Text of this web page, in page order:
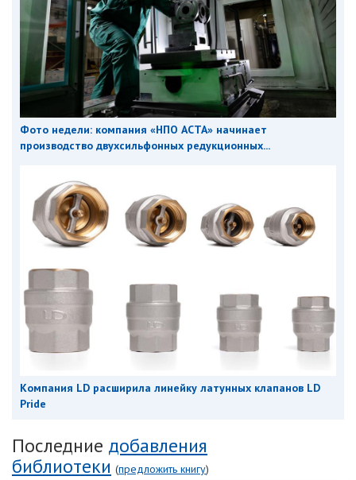
Фото недели: компания «НПО АСТА» начинает
производство двухсильфонных редукционных...
Компания LD расширила линейку латунных клапанов LD
Pride
Последние добавления
библиотеки (предложить книгу)